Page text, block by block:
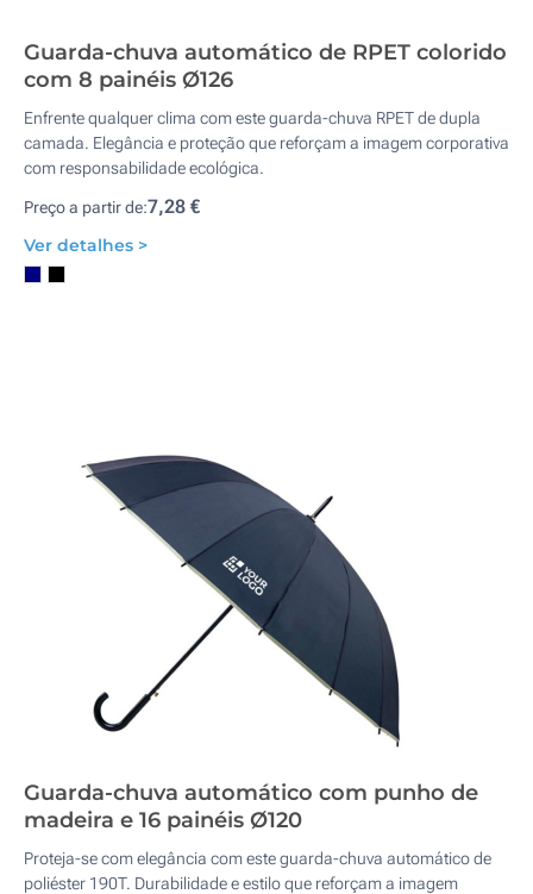
Guarda-chuva automático de RPET colorido
com 8 painéis Ø126
Enfrente qualquer clima com este guarda-chuva RPET de dupla
camada. Elegância e proteção que reforçam a imagem corporativa
com responsabilidade ecológica.
Preço a partir de:7,28 €
Ver detalhes >
Guarda-chuva automático com punho de
madeira e 16 painéis Ø120
Proteja-se com elegância com este guarda-chuva automático de
poliéster 190T. Durabilidade e estilo que reforçam a imagem